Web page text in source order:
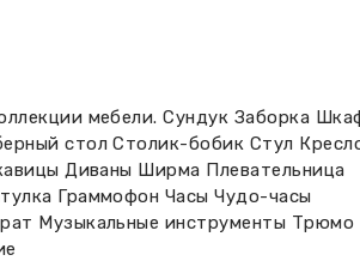
мебели. Сундук Заборка
стол Столик-бобик Стул
Диваны Ширма Плевательница
Граммофон Часы Чудо-часы
Музыкальные инструменты Трюмо